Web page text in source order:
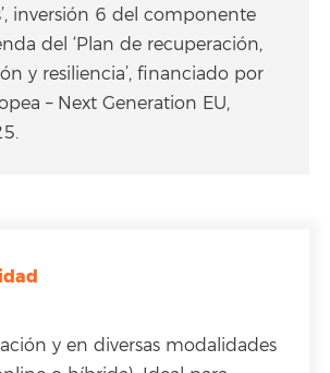
inversión 6 del componente
del ‘Plan de recuperación,
y resiliencia’, financiado por
– Next Generation EU,
y en diversas modalidades